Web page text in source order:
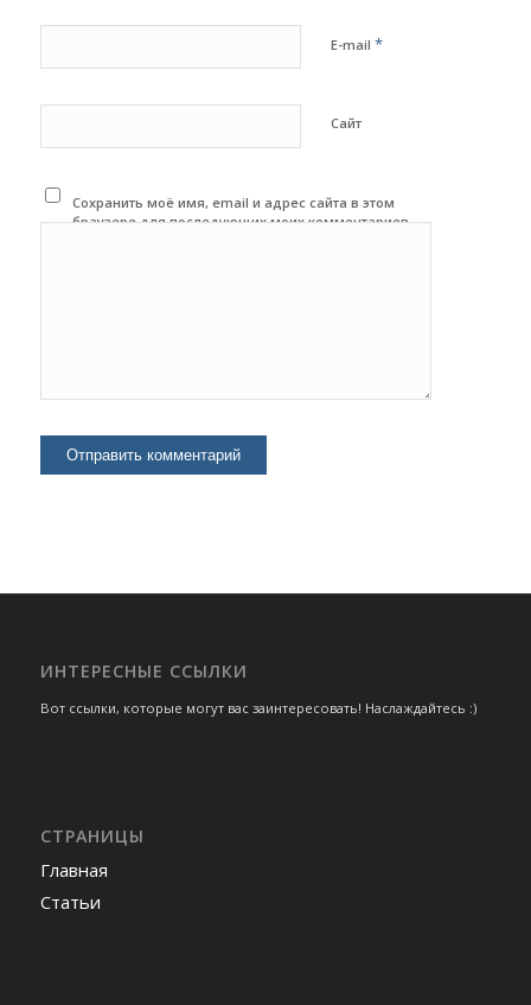
E-mail *
Сайт
Сохранить моё имя, email и адрес сайта в этом
браузере для последующих моих комментариев.
ИНТЕРЕСНЫЕ ССЫЛКИ
Вот ссылки, которые могут вас заинтересовать! Наслаждайтесь :)
СТРАНИЦЫ
Главная
Статьи